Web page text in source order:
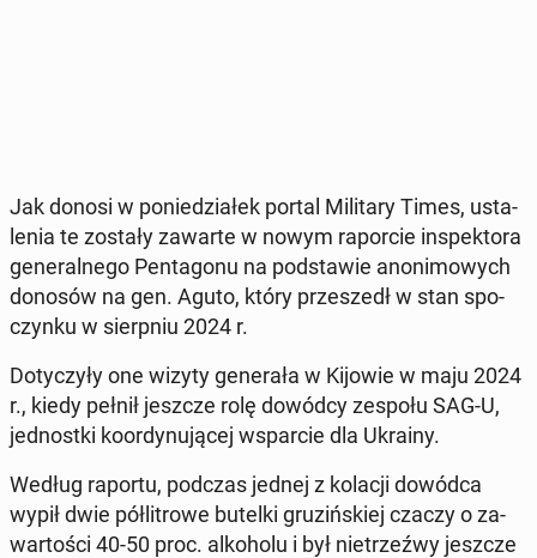
Jak donosi w po­nie­dzia­łek portal Mi­li­ta­ry Times, usta­
le­nia te zostały zawarte w nowym ra­por­cie in­spek­to­ra
ge­ne­ral­ne­go Pen­ta­go­nu na pod­sta­wie ano­ni­mo­wych
donosów na gen. Aguto, który prze­szedł w stan spo­
czyn­ku w sierp­niu 2024 r.
Do­ty­czy­ły one wizyty ge­ne­ra­ła w Kijowie w maju 2024
r., kiedy pełnił jeszcze rolę dowódcy zespołu SAG-U,
jed­nost­ki ko­or­dy­nu­ją­cej wspar­cie dla Ukrainy.
Według raportu, podczas jednej z kolacji dowódca
wypił dwie pół­li­tro­we butelki gru­ziń­skiej czaczy o za­
war­to­ści 40-50 proc. al­ko­ho­lu i był nie­trzeź­wy jeszcze